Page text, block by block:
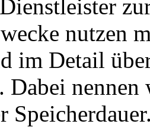
nutzen
im Detail
nennen